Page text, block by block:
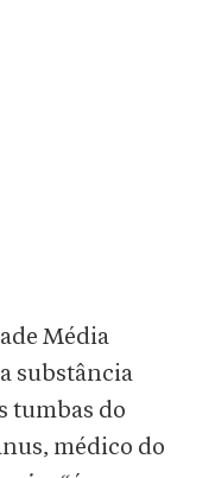
Média
substância
tumbas do
médico do